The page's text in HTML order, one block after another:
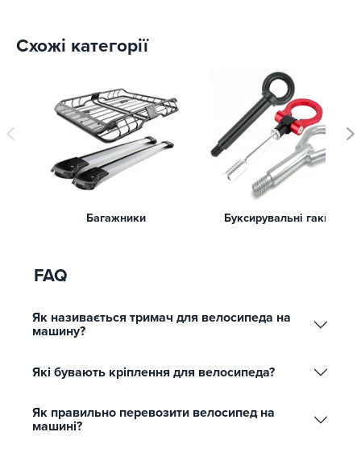
Схожі категорії
Багажники Буксирувальні гаки
FAQ
Як називається тримач для велосипеда на
машину?
Які бувають кріплення для велосипеда?
Як правильно перевозити велосипед на
машині?